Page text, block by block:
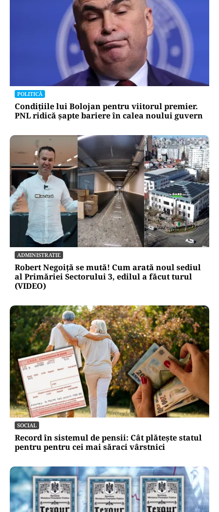
POLITICĂ
Condițiile lui Bolojan pentru viitorul premier.
PNL ridică șapte bariere în calea noului guvern
ADMINISTRATIE
Robert Negoiță se mută! Cum arată noul sediul
al Primăriei Sectorului 3, edilul a făcut turul
(VIDEO)
SOCIAL
Record în sistemul de pensii: Cât plătește statul
pentru pentru cei mai săraci vârstnici